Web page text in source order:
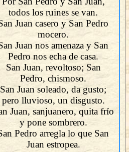
todos los ruines se van.
Juan casero y San Pedro
mocero.
Juan nos amenaza y San
Pedro nos echa de casa.
San Juan, revoltoso; San
Pedro, chismoso.
San Juan soleado, da gusto;
pero lluvioso, un disgusto.
Juan, sanjuanero, quita frío
y pone sombrero.
Pedro arregla lo que San
Juan estropea.